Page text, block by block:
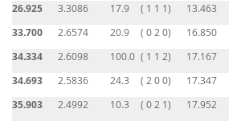
26.925
3.3086 17.9 ( 1 1 1) 13.463
33.700
2.6574 20.9 ( 0 2 0) 16.850
34.334
2.6098 100.0 ( 1 1 2) 17.167
34.693
2.5836 24.3 ( 2 0 0) 17.347
35.903
2.4992 10.3 ( 0 2 1) 17.952